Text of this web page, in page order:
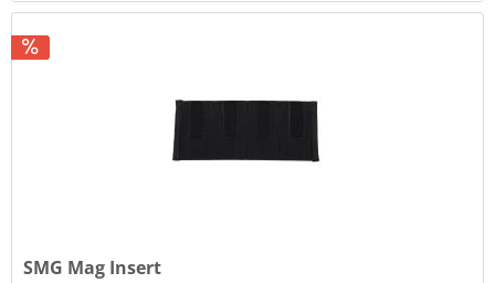
SMG Mag Insert